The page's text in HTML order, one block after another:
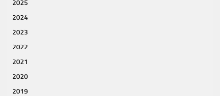
2025
2024
2023
2022
2021
2020
2019